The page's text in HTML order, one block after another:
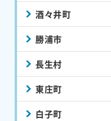
酒々井町
勝浦市
長生村
東庄町
白子町